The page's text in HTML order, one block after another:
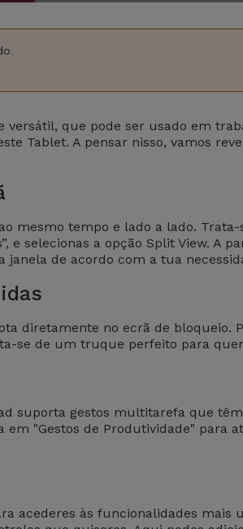
que pode ser usado em
Tablet. A pensar nisso, vamos
mesmo tempo e lado a lado.
e selecionas a opção Split View. A
janela de acordo com a tua
diretamente no ecrã de bloqueio.
se de um truque perfeito para
suporta gestos multitarefa que
"Gestos de Produtividade" para
acederes às funcionalidades